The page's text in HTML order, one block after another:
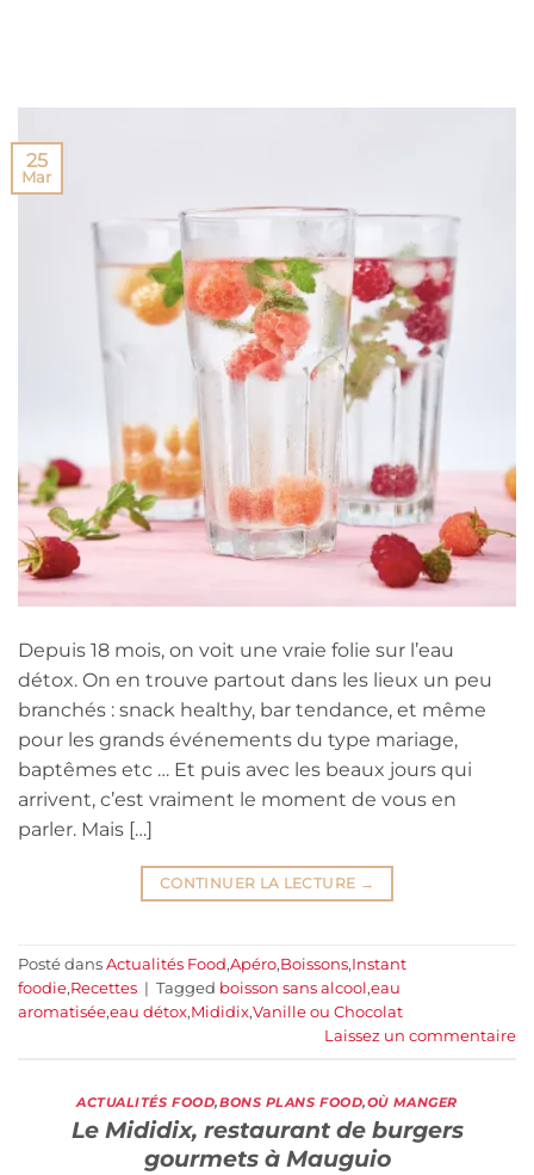
25
Mar
Depuis 18 mois, on voit une vraie folie sur l’eau
détox. On en trouve partout dans les lieux un peu
branchés : snack healthy, bar tendance, et même
pour les grands événements du type mariage,
baptêmes etc … Et puis avec les beaux jours qui
arrivent, c’est vraiment le moment de vous en
parler. Mais […]
CONTINUER LA LECTURE →
Posté dans Actualités Food,Apéro,Boissons,Instant
foodie,Recettes | Tagged boisson sans alcool ,eau
aromatisée,eau détox,Mididix,Vanille ou Chocolat
Laissez un commentaire
ACTUALITÉS FOOD,BONS PLANS FOOD,OÙ MANGER
Le Mididix, restaurant de burgers
gourmets à Mauguio